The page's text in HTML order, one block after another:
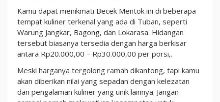
Kamu dapat menikmati Becek Mentok ini di beberapa
tempat kuliner terkenal yang ada di Tuban, seperti
Warung Jangkar, Bagong, dan Lokarasa. Hidangan
tersebut biasanya tersedia dengan harga berkisar
antara Rp20.000,00 – Rp30.000,00 per porsi,.
Meski harganya tergolong ramah dikantong, tapi kamu
akan diberikan nilai yang sepadan dengan kelezatan
dan pengalaman kuliner yang unik lainnya. Jangan